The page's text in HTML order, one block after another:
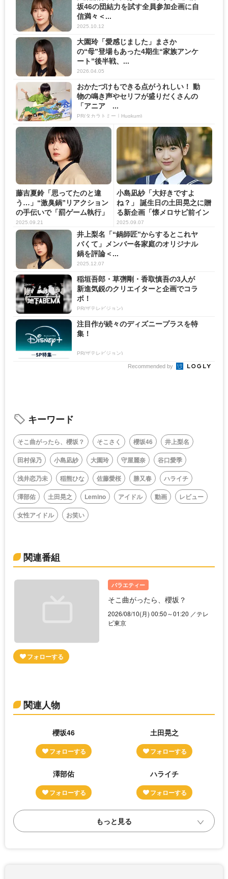
坂46の団結力を試す全員参加企画に自
信満々＜...
2025.10.12
大園玲「愛感じました」まさか
の“母”登場もあった4期生“家族アンケ
ート”後半戦、...
2026.04.05
おかたづけもできる点がうれしい！ 動
物の鳴き声やセリフが盛りだくさんの
「アニア ...
PR(タカラトミー｜Hugkum)
藤吉夏鈴「思ってたのと違
う…」“激臭鍋”リアクション
の手伝いで「罰ゲーム執行」
の...
2025.09.21
小島凪紗「大好きですよ
ね？」 誕生日の土田晃之に贈
る新企画「懐メロサビ前イン
トロ...
2025.09.07
井上梨名「“鍋師匠”からするとこれヤ
バくて」メンバー各家庭のオリジナル
鍋を評論＜...
2025.12.07
稲垣吾郎・草彅剛・香取慎吾の3人が
新進気鋭のクリエイターと企画でコラ
ボ！
PR(ザテレビジョン)
注目作が続々のディズニープラスを特
集！
PR(ザテレビジョン)
Recommended by
キーワード
そこ曲がったら、櫻坂？ そこさく 櫻坂46
井上梨名
田村保乃
小島凪紗 大園玲 守屋麗奈
谷口愛季
浅井恋乃未
稲熊ひな 佐藤愛桜 勝又春
ハライチ
澤部佑
土田晃之 Lemino アイドル 動画
レビュー
女性アイドル
お笑い
関連番組
バラエティー
そこ曲がったら、櫻坂？
2026/08/10(月) 00:50～01:20 ／テレ
ビ東京
関連人物
櫻坂46 土田晃之
澤部佑 ハライチ